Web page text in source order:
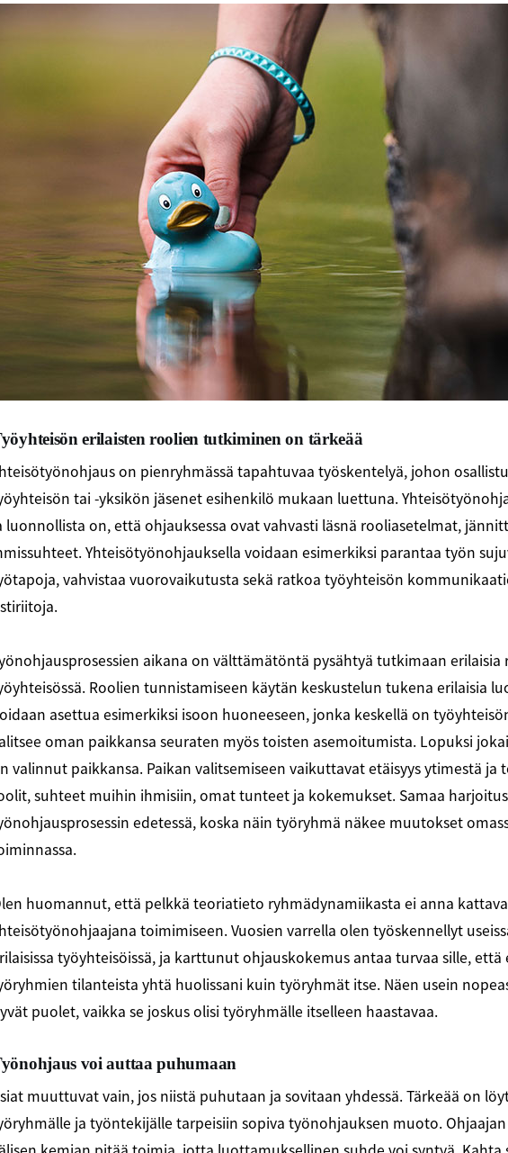
erilaisten roolien tutkiminen on tärkeää
on pienryhmässä tapahtuvaa työskentelyä, johon
tai -yksikön jäsenet esihenkilö mukaan luettuna.
luonnollista on, että ohjauksessa ovat vahvasti läsnä rooliasetelmat,
Yhteisötyönohjauksella voidaan esimerkiksi parantaa työn
vahvistaa vuorovaikutusta sekä ratkoa työyhteisön
aikana on välttämätöntä pysähtyä tutkimaan erilaisia
Roolien tunnistamiseen käytän keskustelun tukena erilaisia
asettua esimerkiksi isoon huoneeseen, jonka keskellä on
oman paikkansa seuraten myös toisten asemoitumista. Lopuksi
valinnut paikkansa. Paikan valitsemiseen vaikuttavat etäisyys ytimestä ja
suhteet muihin ihmisiin, omat tunteet ja kokemukset. Samaa
edetessä, koska näin työryhmä näkee muutokset
huomannut, että pelkkä teoriatieto ryhmädynamiikasta ei anna
toimimiseen. Vuosien varrella olen työskennellyt
työyhteisöissä, ja karttunut ohjauskokemus antaa turvaa sille,
tilanteista yhtä huolissani kuin työryhmät itse. Näen usein
puolet, vaikka se joskus olisi työryhmälle itselleen haastavaa.
voi auttaa puhumaan
muuttuvat vain, jos niistä puhutaan ja sovitaan yhdessä. Tärkeää on
ja työntekijälle tarpeisiin sopiva työnohjauksen muoto.